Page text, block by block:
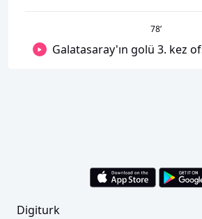
78’
Galatasaray'ın golü 3. kez
Digiturk